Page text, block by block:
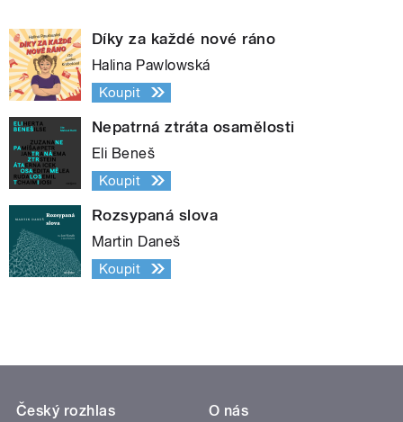
Díky za každé nové ráno
Halina Pawlowská
Koupit
Nepatrná ztráta osamělosti
Eli Beneš
Koupit
Rozsypaná slova
Martin Daneš
Koupit
Český rozhlas
O nás